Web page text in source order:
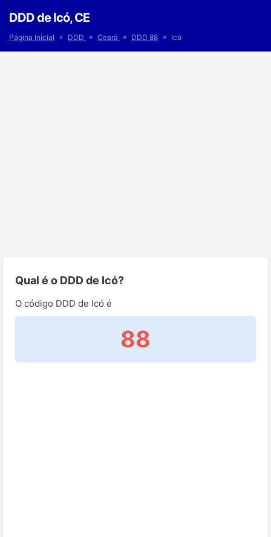
DDD de Icó, CE
Página Inicial » DDD » Ceará » DDD 88 » Icó
Qual é o DDD de Icó?
O código DDD de Icó é
88